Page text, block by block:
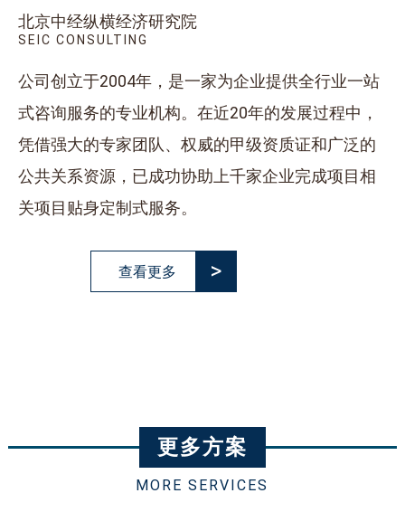
北京中经纵横经济研究院
SEIC CONSULTING
公司创立于2004年，是一家为企业提供全行业一站
式咨询服务的专业机构。在近20年的发展过程中，
凭借强大的专家团队、权威的甲级资质证和广泛的
公共关系资源，已成功协助上千家企业完成项目相
关项目贴身定制式服务。
查看更多 >
更多方案
MORE SERVICES